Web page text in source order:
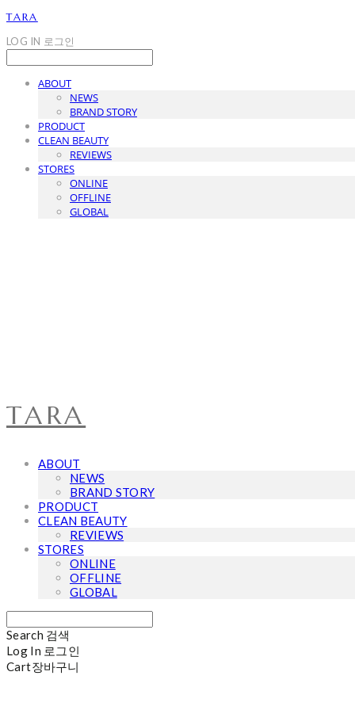
TARA
LOG IN 로그인
ABOUT
NEWS
BRAND STORY
PRODUCT
CLEAN BEAUTY
REVIEWS
STORES
ONLINE
OFFLINE
GLOBAL
TARA
ABOUT
NEWS
BRAND STORY
PRODUCT
CLEAN BEAUTY
REVIEWS
STORES
ONLINE
OFFLINE
GLOBAL
Search 검색
Log In 로그인
Cart장바구니